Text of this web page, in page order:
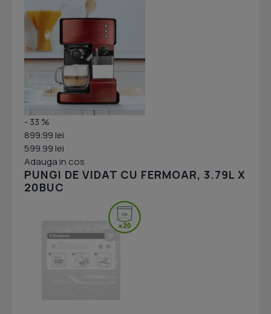
- 33 %
899.99 lei
599.99 lei
Adauga in cos
PUNGI DE VIDAT CU FERMOAR, 3.79L X
20BUC